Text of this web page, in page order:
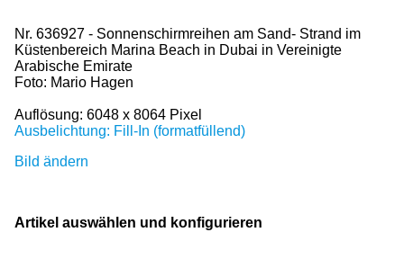
Nr. 636927 - Sonnenschirmreihen am Sand- Strand im
Küstenbereich Marina Beach in Dubai in Vereinigte
Arabische Emirate
Foto: Mario Hagen
Auflösung: 6048 x 8064 Pixel
Ausbelichtung: Fill-In (formatfüllend)
Bild ändern
Artikel auswählen und konfigurieren